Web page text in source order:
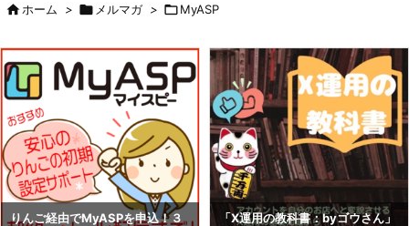

検索
ホーム >  メルマガ > MyASP
りんご経由でMyASPを申込！３
「X運用の教科書：byゴウさん」